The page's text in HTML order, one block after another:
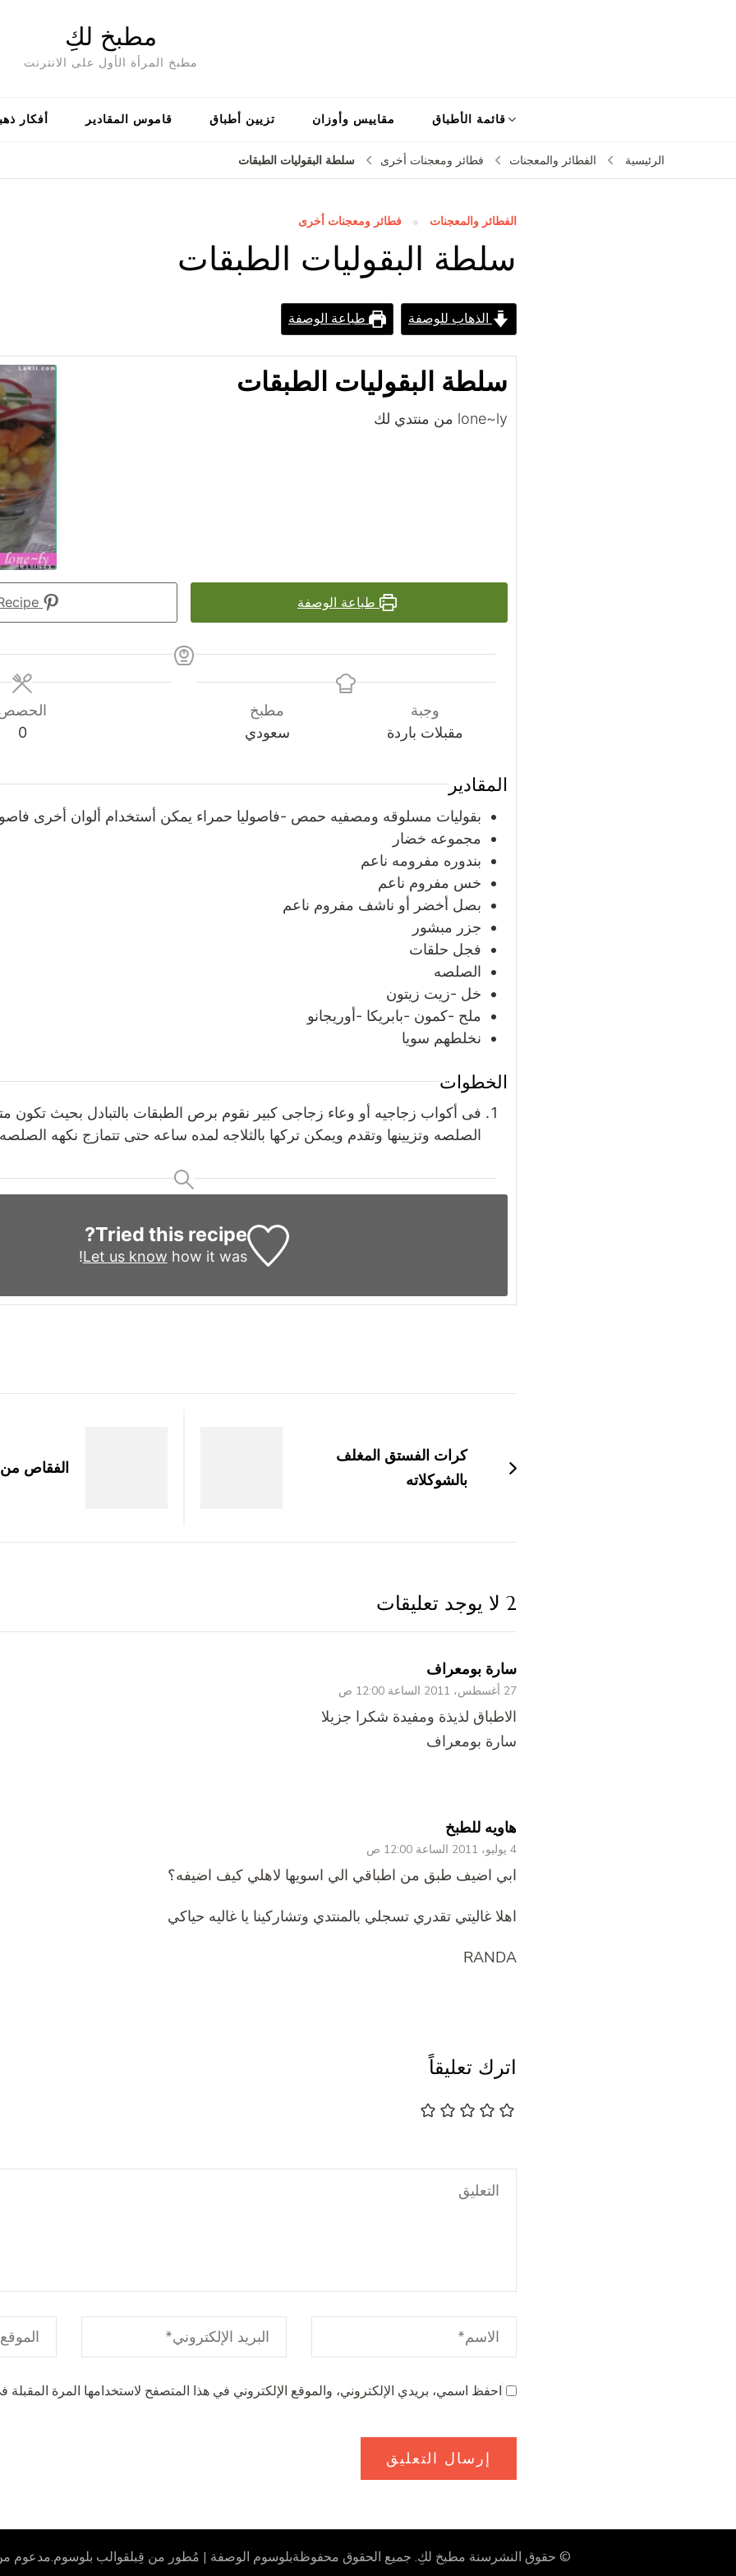
مطبخ لكِ
مطبخ المرأة الأول على الانترنت
قائمة الأطباق مقاييس وأوزان تزيين أطباق قاموس المقادير أفكار
الرئيسية الفطائر والمعجنات فطائر ومعجنات أخرى سلطة البقوليات الطبقات
الفطائر والمعجنات فطائر ومعجنات أخرى
سلطة البقوليات الطبقات
الذهاب للوصفة طباعة الوصفة
سلطة البقوليات الطبقات
lone~ly من منتدي لك
طباعة الوصفة Pin Recipe
وجبة
مقبلات باردة
مطبخ
سعودي
0
المقادير
بقوليات مسلوقه ومصفيه حمص -فاصوليا حمراء يمكن أستخدام ألوان أخرى
مجموعه خضار
بندوره مفرومه ناعم
خس مفروم ناعم
بصل أخضر أو ناشف مفروم ناعم
جزر مبشور
فجل حلقات
الصلصه
خل -زيت زيتون
ملح -كمون -بابريكا -أوريجانو
نخلطهم سويا
الخطوات
فى أكواب زجاجيه أو وعاء زجاجى كبير نقوم برص الطبقات بالتبادل بحيث تكون
الصلصه وتزيينها وتقدم ويمكن تركها بالثلاجه لمده ساعه حتى تتمازج نكهه
Tried this recipe?
Let us know how it was!
التدوينات
الفقاص من
كرات الفستق المغلف
بالشوكلاته
2 لا يوجد تعليقات
سارة بومعراف
27 أغسطس، 2011 الساعة 12:00 ص
الاطباق لذيذة ومفيدة شكرا جزيلا
سارة بومعراف
هاويه للطبخ
4 يوليو، 2011 الساعة 12:00 ص
ابي اضيف طبق من اطباقي الي اسويها لاهلي كيف اضيفه؟
اهلا غاليتي تقدري تسجلي بالمنتدي وتشاركينا يا غاليه حياكي
RANDA
اترك تعليقاً
احفظ اسمي، بريدي الإلكتروني، والموقع الإلكتروني في هذا المتصفح لاستخدامها المرة المقبلة
© حقوق النشرسنة مطبخ لكِ. جميع الحقوق محفوظةبلوسوم الوصفة | مُطور من قِبلقوالب بلوسوم.مدعوم